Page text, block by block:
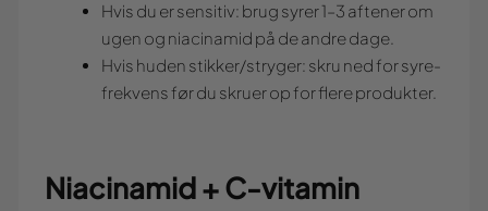
Hvis du er sensitiv: brug syrer 1–3 aftener om
ugen og niacinamid på de andre dage.
Hvis huden stikker/stryger: skru ned for syre-
frekvens før du skruer op for flere produkter.
Niacinamid + C-vitamin